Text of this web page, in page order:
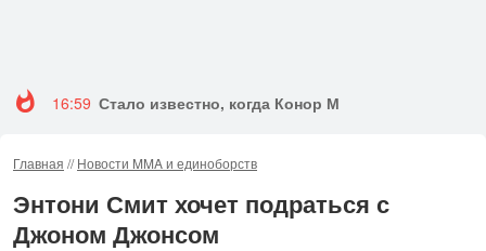
16:59 Стало известно, когда Конор Макгрегор вернется
Главная //Новости MMA и единоборств
Энтони Смит хочет подраться с
Джоном Джонсом